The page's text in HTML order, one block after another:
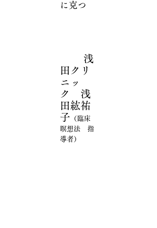
に克つ
浅
田クリ
ニッ
ク 浅
田紘祐
子 （臨床
瞑想法 指
導者）